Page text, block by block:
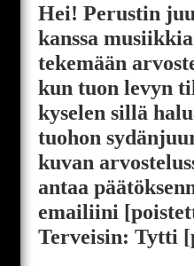
Hei! Perustin
kanssa
tekemään
kun tuon levyn
kyselen sillä
tuohon
kuvan
antaa
emailiini
Terveisin: Tytti